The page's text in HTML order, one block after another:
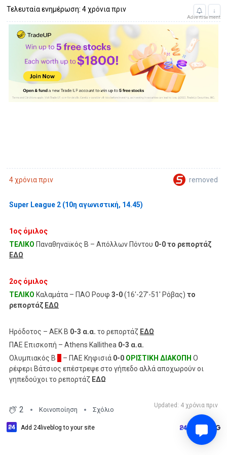
Τελευταία ενημέρωση: 4 χρόνια πριν ↓
Advertisement
4 χρόνια πριν removed
Super League 2 (10η αγωνιστική, 14.45)
1ος όμιλος
ΤΕΛΙΚΟ Παναθηναϊκός Β – Απόλλων Πόντου 0-0 το ρεπορτάζ
ΕΔΩ
2ος όμιλος
ΤΕΛΙΚΟ Καλαμάτα – ΠΑΟ Ρουφ 3-0(16'-27'-51' Ρόβας) το
ρεπορτάζ ΕΔΩ
Ηρόδοτος – ΑΕΚ Β 0-3 α.α. το ρεπορτάζ ΕΔΩ
ΠΑΕ Επισκοπή – Athens Kallithea 0-3 α.α.
Ολυμπιακός Β
– ΠΑΕ Κηφισιά 0-0 ΟΡΙΣΤΙΚΗ ΔΙΑΚΟΠΗ Ο
ρέφερι Βάτσιος επέστρεψε στο γήπεδο αλλά αποχωρούν οι
γηπεδούχοι το ρεπορτάζ ΕΔΩ
Updated: 4 χρόνια πριν
2 Κοινοποίηση Σχόλιο
Add 24liveblog to your site